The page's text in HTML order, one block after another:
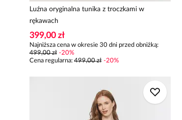
Luźna oryginalna tunika z troczkami w
rękawach
399,00 zł
Najniższa cena w okresie 30 dni przed obniżką:
499,00 zł -20%
Cena regularna: 499,00 zł -20%